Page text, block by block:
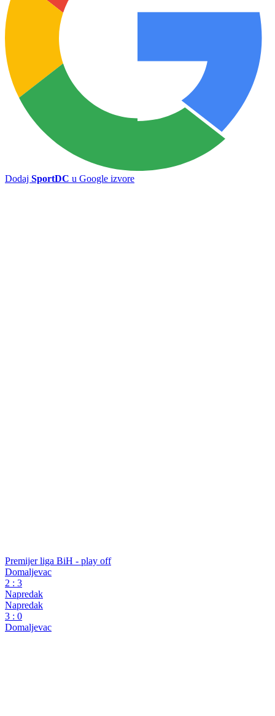
Ilićka počela sa pripremama za novu sezonu
Na Predgrađu radno uz dosta promjena